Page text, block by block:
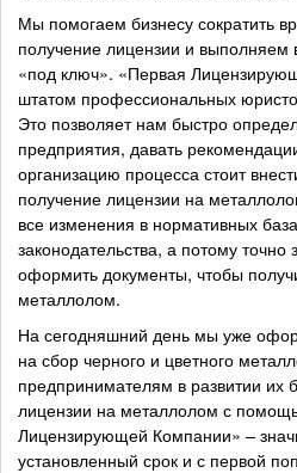
Мы помогаем бизнесу сократить
получение лицензии и
«под ключ». «Первая
штатом профессиональных
Это позволяет нам быстро
предприятия, давать
организацию процесса стоит
получение лицензии на
все изменения в нормативных
законодательства, а потому
оформить документы, чтобы
металлолом.
На сегодняшний день мы уже
на сбор черного и цветного
предпринимателям в развитии
лицензии на металлолом с
Лицензирующей Компании» –
установленный срок и с первой